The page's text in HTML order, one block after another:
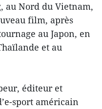
au Nord du Vietnam,
film, après
au Japon, en
et au
éditeur et
sport américain